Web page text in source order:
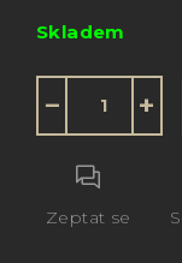
cena:
Skladem
+
−
Zeptat se